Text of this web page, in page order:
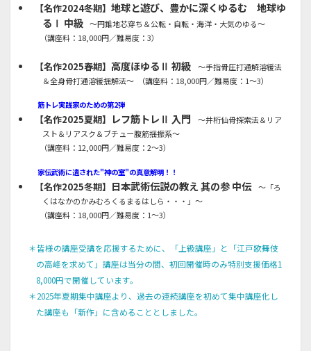
画面をクリックすると元に戻ります。×
【名作2024冬期】地球と遊び、豊かに深くゆるむ 地球ゆ
るⅠ 中級 ～円錐地芯穿ち＆公転・自転・海洋・大気のゆる～
（講座料：18,000円／難易度：3）
【名作2025春期】高度ほゆるⅡ 初級
～手指骨圧打通解溶緩法
＆全身骨打通溶緩揺解法～
（講座料：18,000円／難易度：1～3）
筋トレ実践家のための第2弾
【名作2025夏期】 レフ筋トレⅡ 入門
～井桁仙骨探索法＆リア
スト＆リアスク＆ブチュー腹筋揺振系～
（講座料：12,000円／難易度：2～3）
家伝武術に遺された"神の室"の真意解明！！
【名作2025冬期】 日本武術伝説の教え 其の参 中伝
～「ろ
くはなかのかみむろくるまるはしら・・・」～
（講座料：18,000円／難易度：1～3）
＊皆様の講座受講を応援するために、「上級講座」と「江戸歌舞伎
の高峰を求めて」講座は当分の間、初回開催時のみ特別支援価格1
8,000円で開催しています。
＊2025年夏期集中講座より、過去の連続講座を初めて集中講座化し
た講座も「新作」に含めることとしました。